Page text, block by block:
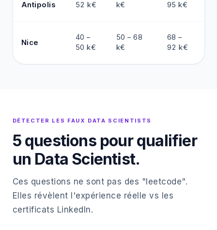
Antipolis
52 k€
k€
95 k€
Nice
40 –
50 k€
50 – 68
k€
68 –
92 k€
DÉTECTER LES FAUX DATA SCIENTISTS
5 questions pour qualifier
un Data Scientist.
Ces questions ne sont pas des "leetcode".
Elles révèlent l'expérience réelle vs les
certificats LinkedIn.